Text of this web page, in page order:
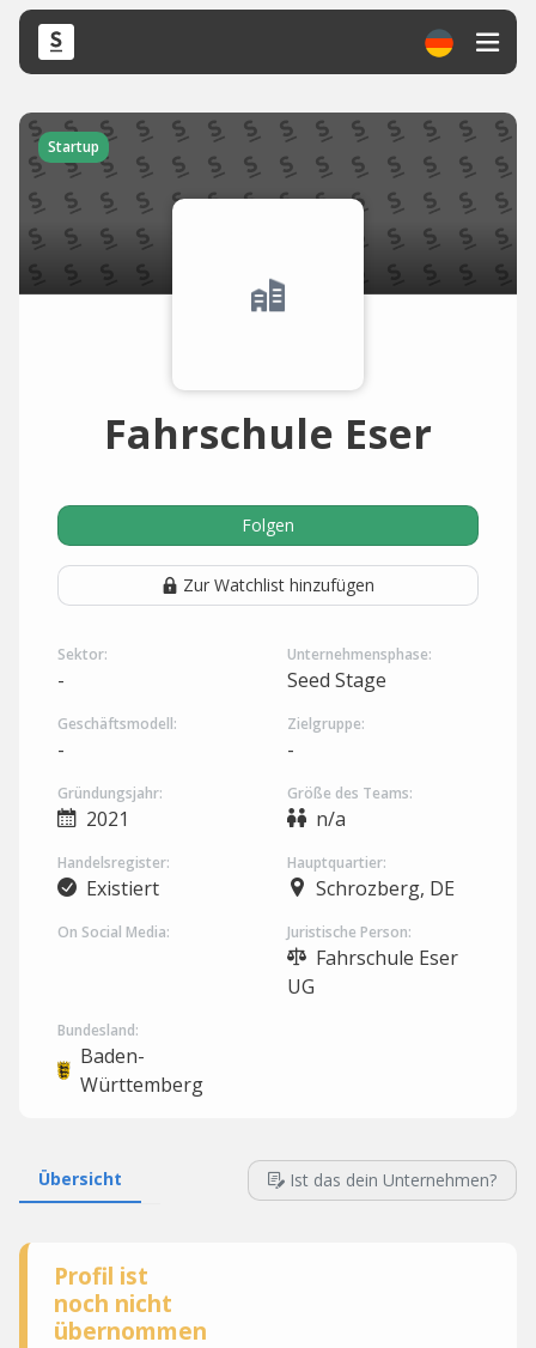
Startup
Fahrschule Eser
Folgen
Zur Watchlist hinzufügen
Sektor:
-
Unternehmensphase:
Seed Stage
Geschäftsmodell:
-
Zielgruppe:
-
Gründungsjahr:
2021
Größe des Teams:
n/a
Handelsregister:
Existiert
Hauptquartier:
Schrozberg, DE
On Social Media: Juristische Person:
Fahrschule Eser
UG
Bundesland:
Baden-
Württemberg
Übersicht Ist das dein Unternehmen?
Profil ist
noch nicht
übernommen